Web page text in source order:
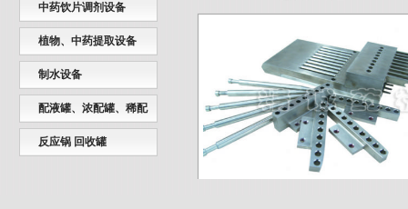
中药饮片调剂设备
植物、中药提取设备
制水设备
配液罐、浓配罐、稀配
罐
反应锅 回收罐
NJP-3-1200C